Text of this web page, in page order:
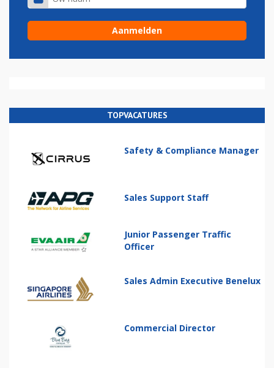
TOPVACATURES
Safety & Compliance Manager
Sales Support Staff
Junior Passenger Traffic
Officer
Sales Admin Executive Benelux
Commercial Director